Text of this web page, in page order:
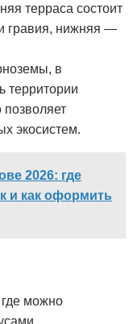
терраса состоит
гравия, нижняя —
в
территории
экосистем.
2026: где
и как оформить
можно